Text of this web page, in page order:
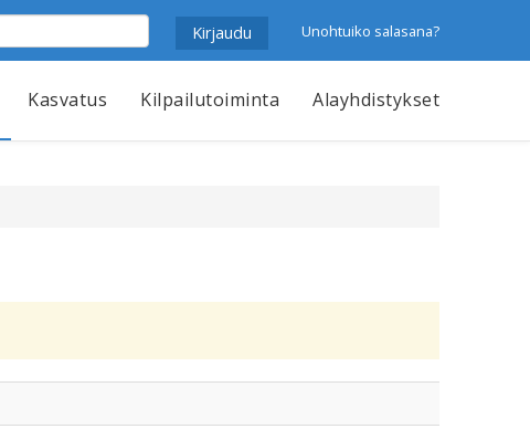
Unohtuiko salasana?
Kasvatus Kilpailutoiminta Alayhdistykset